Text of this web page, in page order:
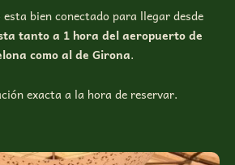
bien conectado para llegar desde
tanto a 1 hora del aeropuerto de
como al de Girona.
exacta a la hora de reservar.